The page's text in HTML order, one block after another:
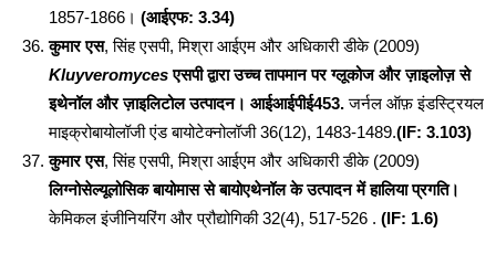
1857-1866। (आईएफ: 3.34)
कुमार एस, सिंह एसपी, मिश्रा आईएम और अधिकारी डीके (2009)
Kluyveromycesएसपी द्वारा उच्च तापमान पर ग्लूकोज और ज़ाइलोज़ से
इथेनॉल और ज़ाइलिटोल उत्पादन। आईआईपीई453.जर्नल ऑफ़ इंडस्ट्रियल
माइक्रोबायोलॉजी एंड बायोटेक्नोलॉजी 36(12), 1483-1489.(IF: 3.103)
कुमार एस, सिंह एसपी, मिश्रा आईएम और अधिकारी डीके (2009)
लिग्नोसेल्यूलोसिक बायोमास से बायोएथेनॉल के उत्पादन में हालिया प्रगति।
केमिकल इंजीनियरिंग और प्रौद्योगिकी 32(4), 517-526 . (IF: 1.6)